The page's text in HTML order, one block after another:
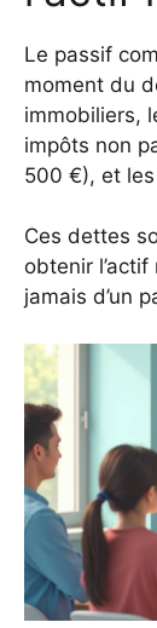
Le passif
moment du
immobiliers,
impôts non
500 €), et
Ces dettes
obtenir
jamais d’un